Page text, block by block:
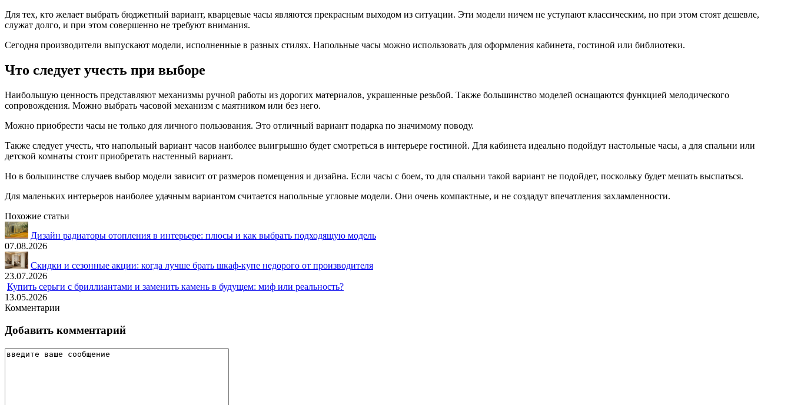
Для тех, кто желает выбрать бюджетный вариант, кварцевые часы являются прекрасным выходом из ситуации. Эти модели ничем не уступают классическим, но при этом стоят дешевле,
служат долго, и при этом совершенно не требуют внимания.
Сегодня производители выпускают модели, исполненные в разных стилях. Напольные часы можно использовать для оформления кабинета, гостиной или библиотеки.
Что следует учесть при выборе
Наибольшую ценность представляют механизмы ручной работы из дорогих материалов, украшенные резьбой. Также большинство моделей оснащаются функцией мелодического
сопровождения. Можно выбрать часовой механизм с маятником или без него.
Можно приобрести часы не только для личного пользования. Это отличный вариант подарка по значимому поводу.
Также следует учесть, что напольный вариант часов наиболее выигрышно будет смотреться в интерьере гостиной. Для кабинета идеально подойдут настольные часы, а для спальни или
детской комнаты стоит приобретать настенный вариант.
Но в большинстве случаев выбор модели зависит от размеров помещения и дизайна. Если часы с боем, то для спальни такой вариант не подойдет, поскольку будет мешать выспаться.
Для маленьких интерьеров наиболее удачным вариантом считается напольные угловые модели. Они очень компактные, и не создадут впечатления захламленности.
Похожие статьи
Дизайн радиаторы отопления в интерьере: плюсы и как выбрать подходящую модель
07.08.2026
Скидки и сезонные акции: когда лучше брать шкаф-купе недорого от производителя
23.07.2026
Купить серьги с бриллиантами и заменить камень в будущем: миф или реальность?
13.05.2026
Комментарии
Добавить комментарий